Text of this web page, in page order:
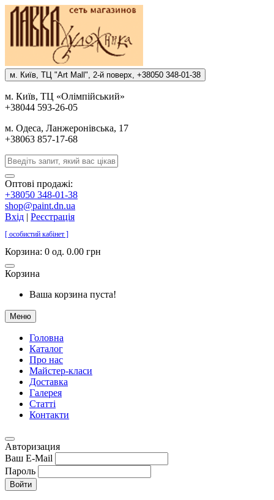
м. Киïв, ТЦ "Art Mall", 2-й поверх, +38050 348-01-38
м. Киïв, ТЦ «Олiмпiйський»
+38044 593-26-05
м. Одеса, Ланжеронiвська, 17
+38063 857-17-68
Оптові продажі:
+38050 348-01-38
shop@paint.dn.ua
Вхід | Реєстрація
[ особистий кабінет ]
Корзина: 0 од. 0.00 грн
Корзина
Ваша корзина пуста!
Меню
Головна
Каталог
Про нас
Майстер-класи
Доставка
Галерея
Статтi
Контакти
Авторизация
Ваш E-Mail
Пароль
Войти